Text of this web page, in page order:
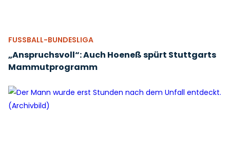
FUSSBALL-BUNDESLIGA
„Anspruchsvoll“: Auch Hoeneß spürt Stuttgarts
Mammutprogramm